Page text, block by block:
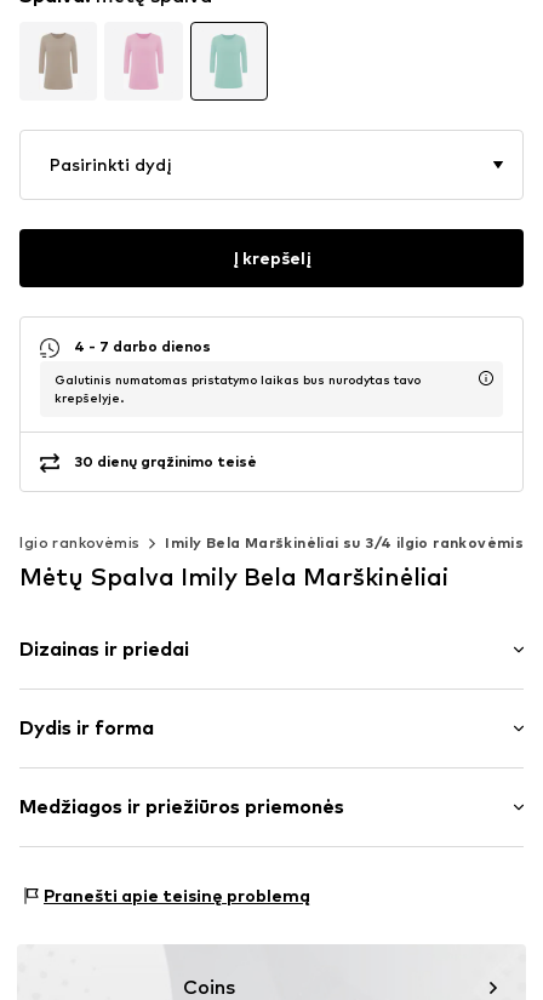
Pasirinkti dydį
Į krepšelį
4 - 7 darbo dienos
Galutinis numatomas pristatymo laikas bus nurodytas tavo
krepšelyje.
30 dienų grąžinimo teisė
ilgio rankovėmis Imily Bela Marškinėliai su 3/4 ilgio rankovėmis
Mėtų Spalva Imily Bela Marškinėliai
Dizainas ir priedai
plonas trikotažas
Apskrita kaklo iškirptė
Dygsniuotas apvadas / kraštas
Minkšta tekstūra
Dydis ir forma
Ilgis: Normalaus ilgio
Pritaikomumas: Įprastas prigludimas
Dydžių lentelė
Medžiagos ir priežiūros priemonės
Elastanas
Pranešti apie teisinę problemą
Coins